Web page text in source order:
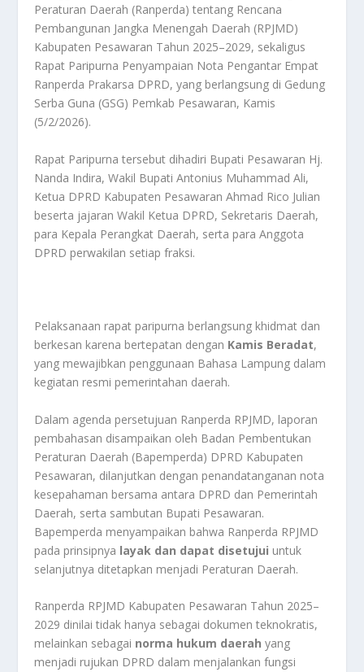
Peraturan Daerah (Ranperda) tentang Rencana
Pembangunan Jangka Menengah Daerah (RPJMD)
Kabupaten Pesawaran Tahun 2025–2029, sekaligus
Rapat Paripurna Penyampaian Nota Pengantar Empat
Ranperda Prakarsa DPRD, yang berlangsung di Gedung
Serba Guna (GSG) Pemkab Pesawaran, Kamis
(5/2/2026).
Rapat Paripurna tersebut dihadiri Bupati Pesawaran Hj.
Nanda Indira, Wakil Bupati Antonius Muhammad Ali,
Ketua DPRD Kabupaten Pesawaran Ahmad Rico Julian
beserta jajaran Wakil Ketua DPRD, Sekretaris Daerah,
para Kepala Perangkat Daerah, serta para Anggota
DPRD perwakilan setiap fraksi.
Pelaksanaan rapat paripurna berlangsung khidmat dan
berkesan karena bertepatan dengan Kamis Beradat,
yang mewajibkan penggunaan Bahasa Lampung dalam
kegiatan resmi pemerintahan daerah.
Dalam agenda persetujuan Ranperda RPJMD, laporan
pembahasan disampaikan oleh Badan Pembentukan
Peraturan Daerah (Bapemperda) DPRD Kabupaten
Pesawaran, dilanjutkan dengan penandatanganan nota
kesepahaman bersama antara DPRD dan Pemerintah
Daerah, serta sambutan Bupati Pesawaran.
Bapemperda menyampaikan bahwa Ranperda RPJMD
pada prinsipnya layak dan dapat disetujui untuk
selanjutnya ditetapkan menjadi Peraturan Daerah.
Ranperda RPJMD Kabupaten Pesawaran Tahun 2025–
2029 dinilai tidak hanya sebagai dokumen teknokratis,
melainkan sebagai norma hukum daerah yang
menjadi rujukan DPRD dalam menjalankan fungsi